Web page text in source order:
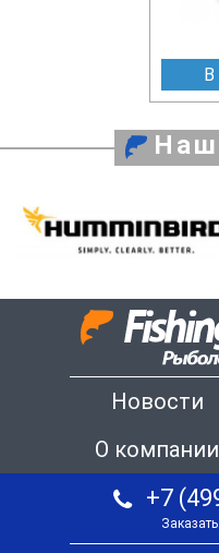
В
Новости
О компании
+7